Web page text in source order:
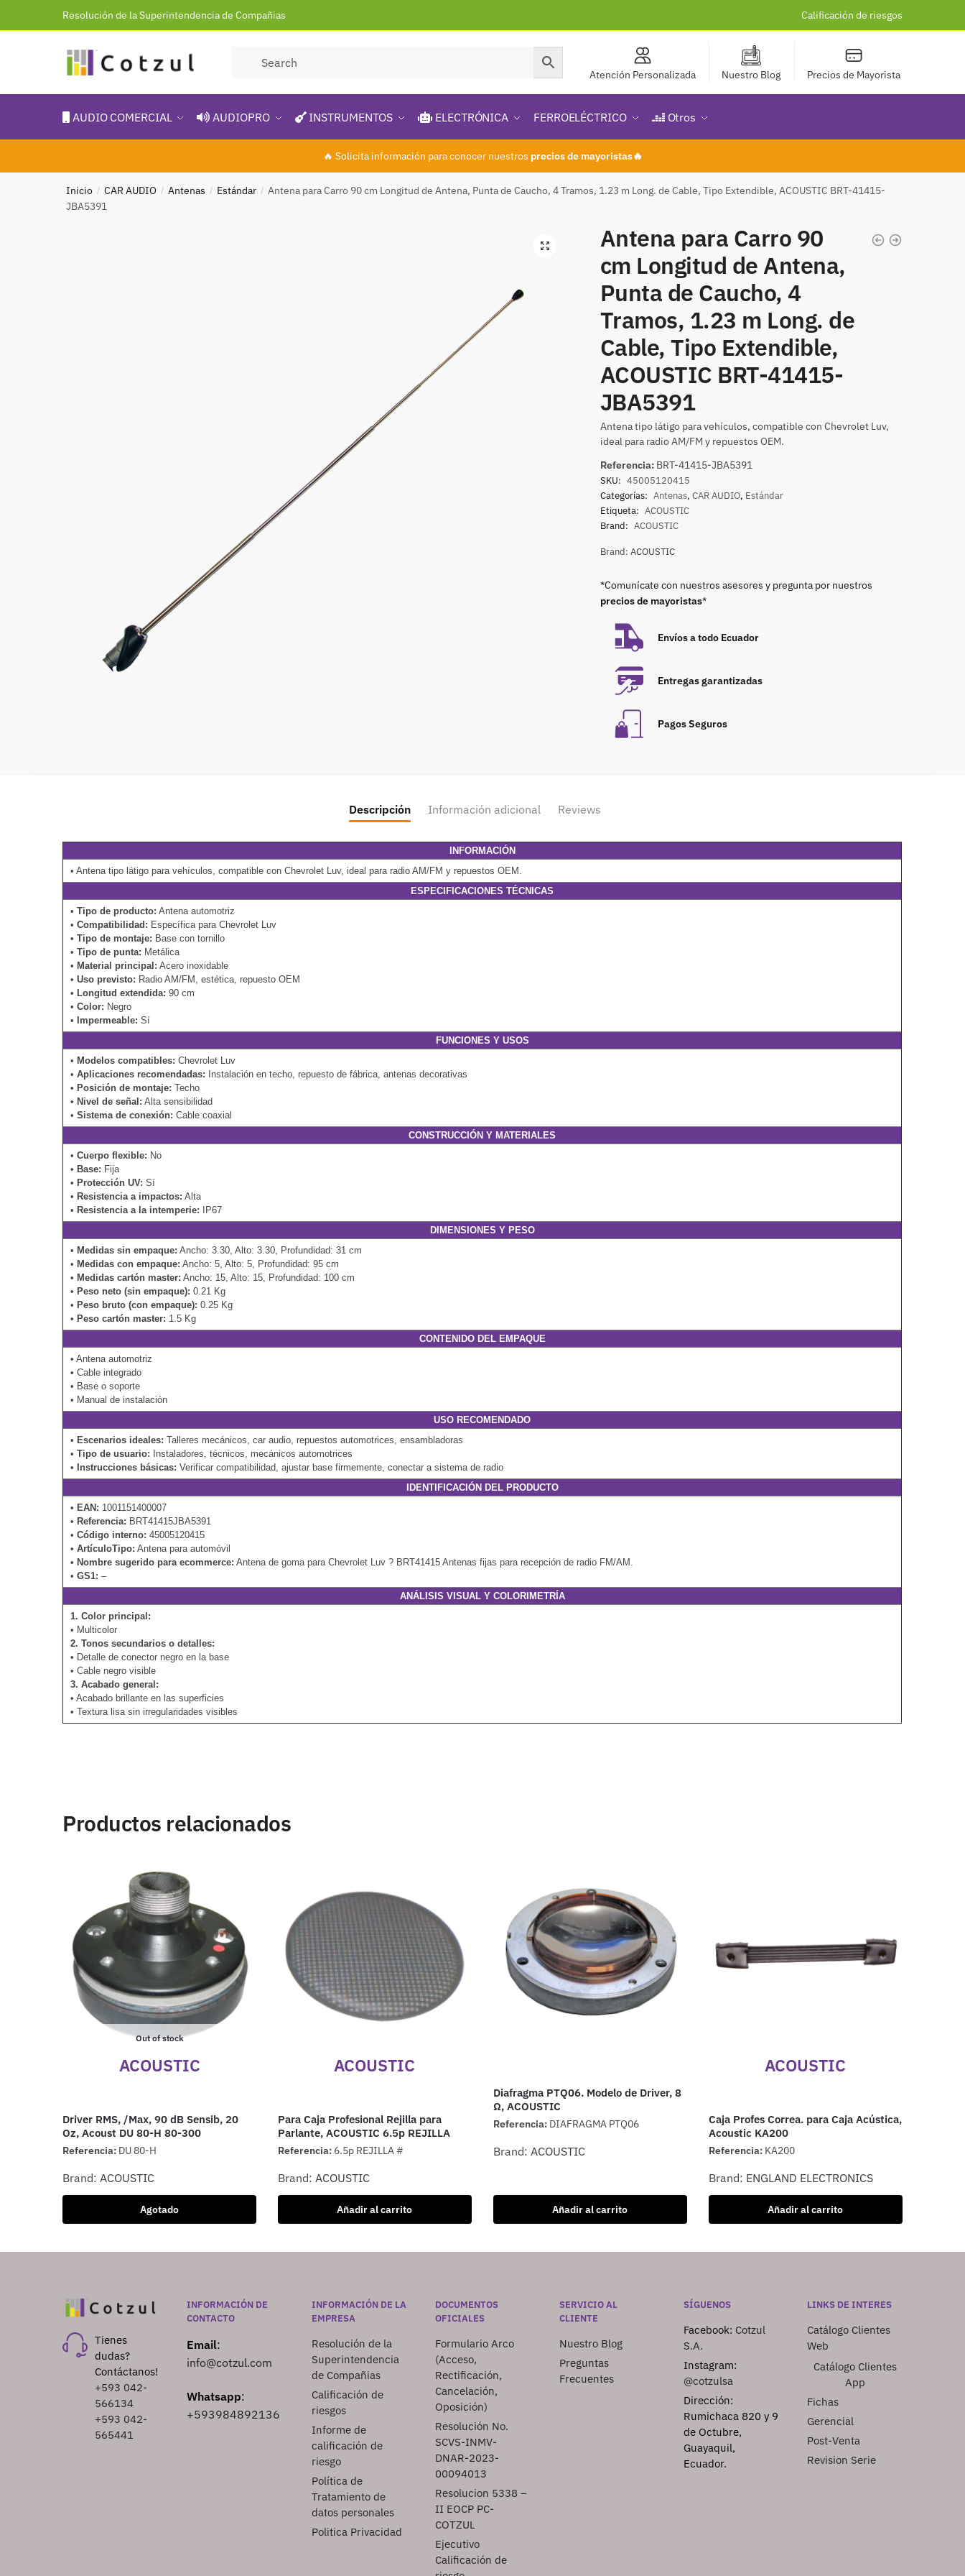
Resolución de la Superintendencia de Compañias Calificación de riesgos
Atención Personalizada Nuestro Blog Precios de Mayorista
AUDIO COMERCIAL AUDIOPRO INSTRUMENTOS ELECTRÓNICA FERROELÉCTRICO Otros
🔥 Solicita información para conocer nuestros precios de mayoristas🔥
Inicio / CAR AUDIO / Antenas / Estándar / Antena para Carro 90 cm Longitud de Antena, Punta de Caucho, 4 Tramos, 1.23 m Long. de Cable, Tipo Extendible, ACOUSTIC BRT-41415-
JBA5391
🔍
Antena para Carro 90
cm Longitud de Antena,
Punta de Caucho, 4
Tramos, 1.23 m Long. de
Cable, Tipo Extendible,
ACOUSTIC BRT-41415-
JBA5391
Antena tipo látigo para vehículos, compatible con Chevrolet Luv,
ideal para radio AM/FM y repuestos OEM.
Referencia: BRT-41415-JBA5391
SKU: 45005120415
Categorías: Antenas, CAR AUDIO, Estándar
Etiqueta: ACOUSTIC
Brand: ACOUSTIC
Brand: ACOUSTIC
*Comunícate con nuestros asesores y pregunta por nuestros
precios de mayoristas*
Envíos a todo Ecuador
Entregas garantizadas
Pagos Seguros
Descripción Información adicional Reviews
INFORMACIÓN
• Antena tipo látigo para vehículos, compatible con Chevrolet Luv, ideal para radio AM/FM y repuestos OEM.
ESPECIFICACIONES TÉCNICAS
•Tipo de producto: Antena automotriz
•Compatibilidad: Específica para Chevrolet Luv
•Tipo de montaje: Base con tornillo
•Tipo de punta: Metálica
• Material principal: Acero inoxidable
•Uso previsto: Radio AM/FM, estética, repuesto OEM
• Longitud extendida: 90 cm
•Color: Negro
•
Impermeable: Sí
FUNCIONES Y USOS
• Modelos compatibles: Chevrolet Luv
•Aplicaciones recomendadas: Instalación en techo, repuesto de fábrica, antenas decorativas
• Posición de montaje: Techo
• Nivel de señal: Alta sensibilidad
•Sistema de conexión: Cable coaxial
CONSTRUCCIÓN Y MATERIALES
•Cuerpo flexible: No
• Base: Fija
• Protección UV: Sí
• Resistencia a impactos: Alta
• Resistencia a la intemperie: IP67
DIMENSIONES Y PESO
• Medidas sin empaque: Ancho: 3.30, Alto: 3.30, Profundidad: 31 cm
• Medidas con empaque: Ancho: 5, Alto: 5, Profundidad: 95 cm
• Medidas cartón master: Ancho: 15, Alto: 15, Profundidad: 100 cm
• Peso neto (sin empaque): 0.21 Kg
• Peso bruto (con empaque): 0.25 Kg
• Peso cartón master: 1.5 Kg
CONTENIDO DEL EMPAQUE
• Antena automotriz
• Cable integrado
• Base o soporte
• Manual de instalación
USO RECOMENDADO
• Escenarios ideales: Talleres mecánicos, car audio, repuestos automotrices, ensambladoras
•Tipo de usuario: Instaladores, técnicos, mecánicos automotrices
•
Instrucciones básicas: Verificar compatibilidad, ajustar base firmemente, conectar a sistema de radio
IDENTIFICACIÓN DEL PRODUCTO
• EAN: 1001151400007
• Referencia: BRT41415JBA5391
•Código interno: 45005120415
•ArtículoTipo: Antena para automóvil
• Nombre sugerido para ecommerce: Antena de goma para Chevrolet Luv ? BRT41415 Antenas fijas para recepción de radio FM/AM.
•GS1: –
ANÁLISIS VISUAL Y COLORIMETRÍA
1. Color principal:
• Multicolor
2. Tonos secundarios o detalles:
• Detalle de conector negro en la base
• Cable negro visible
3. Acabado general:
• Acabado brillante en las superficies
• Textura lisa sin irregularidades visibles
Productos relacionados
Out of stock
ACOUSTIC
Driver RMS, /Max, 90 dB Sensib, 20
Oz, Acoust DU 80-H 80-300
Referencia: DU 80-H
Brand: ACOUSTIC
Agotado
ACOUSTIC
Para Caja Profesional Rejilla para
Parlante, ACOUSTIC 6.5p REJILLA
Referencia: 6.5p REJILLA #
Brand: ACOUSTIC
Añadir al carrito
Diafragma PTQ06. Modelo de Driver, 8
Ω, ACOUSTIC
Referencia: DIAFRAGMA PTQ06
Brand: ACOUSTIC
Añadir al carrito
ACOUSTIC
Caja Profes Correa. para Caja Acústica,
Acoustic KA200
Referencia: KA200
Brand: ENGLAND ELECTRONICS
Añadir al carrito
Tienes
dudas?
Contáctanos!
+593 042-
566134
+593 042-
565441
INFORMACIÓN DE
CONTACTO
Email:
info@cotzul.com
Whatsapp:
+593984892136
INFORMACIÓN DE LA
EMPRESA
Resolución de la
Superintendencia
de Compañias
Calificación de
riesgos
Informe de
calificación de
riesgo
Política de
Tratamiento de
datos personales
Politica Privacidad
DOCUMENTOS
OFICIALES
Formulario Arco
(Acceso,
Rectificación,
Cancelación,
Oposición)
Resolución No.
SCVS-INMV-
DNAR-2023-
00094013
Resolucion 5338 –
II EOCP PC-
COTZUL
Ejecutivo
Calificación de
SERVICIO AL
CLIENTE
Nuestro Blog
Preguntas
Frecuentes
SÍGUENOS
Facebook: Cotzul
S.A.
Instagram:
@cotzulsa
Dirección:
Rumichaca 820 y 9
de Octubre,
Guayaquil,
Ecuador.
LINKS DE INTERES
Catálogo Clientes
Web
Catálogo Clientes
App
Fichas
Gerencial
Post-Venta
Revision Serie